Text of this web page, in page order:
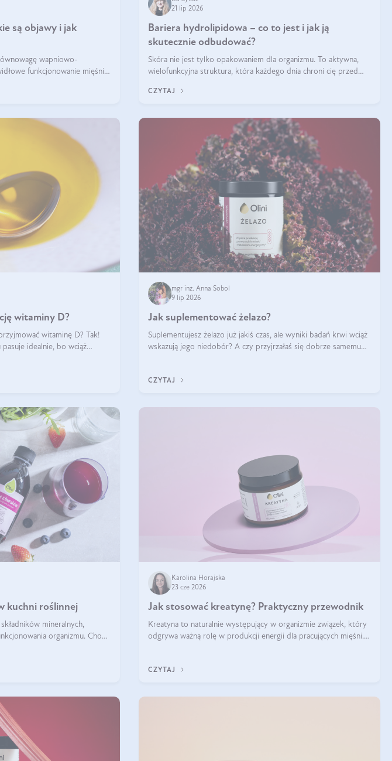
są objawy i jak
wapniowo-
funkcjonowanie mięśni i
D pozostaje częstym
21 lip 2026
Bariera hydrolipidowa – co to jest i jak ją
skutecznie odbudować?
Skóra nie jest tylko opakowaniem dla organizmu. To aktywna,
wielofunkcyjna struktura, która każdego dnia chroni cię przed
środowiskowymi. Jednym z jej kluczowych elementów jest
CZYTAJ
witaminy D?
witaminę D? Tak!
idealnie, bo wciąż
mgr inż. Anna Sobol
9 lip 2026
Jak suplementować żelazo?
Suplementujesz żelazo już jakiś czas, ale wyniki badań krwi wciąż
wskazują jego niedobór? A czy przyjrzałaś się dobrze samemu
CZYTAJ
kuchni roślinnej
mineralnych,
organizmu. Choć
Karolina Horajska
23 cze 2026
Jak stosować kreatynę? Praktyczny przewodnik
Kreatyna to naturalnie występujący w organizmie związek, który
odgrywa ważną rolę w produkcji energii dla pracujących mięśni.
prze
CZYTAJ